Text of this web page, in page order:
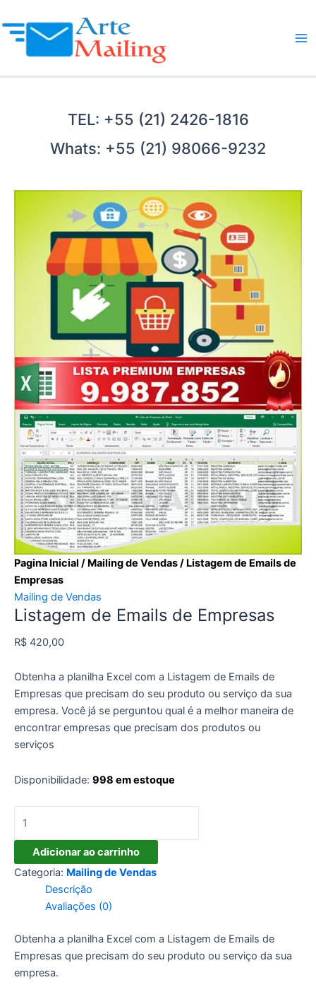
para
conteúdo
TEL: +55 (21) 2426-1816
Whats: +55 (21) 98066-9232
Pagina Inicial / Mailing de Vendas/ Listagem de Emails de
Empresas
Mailing de Vendas
Listagem de Emails de Empresas
R$ 420,00
Obtenha a planilha Excel com a Listagem de Emails de
Empresas que precisam do seu produto ou serviço da sua
empresa. Você já se perguntou qual é a melhor maneira de
encontrar empresas que precisam dos produtos ou
serviços
Disponibilidade: 998 em estoque
de
Emails
de
Empresas
Adicionar ao carrinho
Categoria: Mailing de Vendas
Descrição
Avaliações (0)
Obtenha a planilha Excel com a Listagem de Emails de
Empresas que precisam do seu produto ou serviço da sua
empresa.